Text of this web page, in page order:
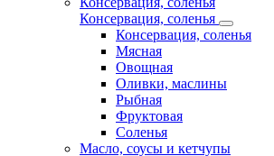
Консервация, соленья
Консервация, соленья
Мясная
Овощная
Оливки, маслины
Рыбная
Фруктовая
Соленья
Масло, соусы и кетчупы